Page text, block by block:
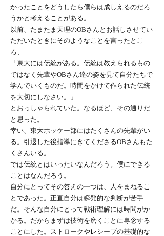
かったことをどうしたら僕らは成しえるのだろ
うかと考えることがある。
以前、たまたま天理のOBさんとお話しさせてい
ただいたときにそのようなことを言ったとこ
ろ、
「東大には伝統がある。伝統は教えられるもの
ではなく先輩やOBさん達の姿を見て自分たちで
学んでいくものだ。時間をかけて作られた伝統
を大切にしなさい。」
とおっしゃられていた。なるほど、その通りだ
と思った。
幸い、東大ホッケー部にはたくさんの先輩がい
る。引退した後指導にきてくださるOBさんもた
くさんいる。
では伝統とはいったいなんだろう。僕にできる
ことはなんだろう。
自分にとってその答えの一つは、人をまねるこ
とであった。正直自分は瞬発的な判断が苦手
だ。そんな自分にとって戦術理解には時間がか
かる。だからまずは技術を磨くことに専念する
ことにした。ストロークやレシーブの基礎的な